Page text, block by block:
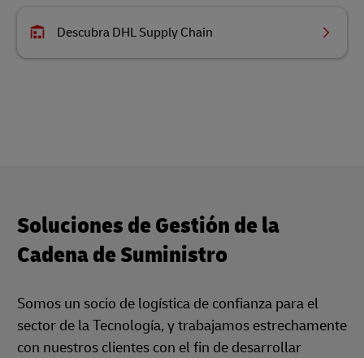
Descubra DHL Supply Chain
Soluciones de Gestión de la
Cadena de Suministro
Somos un socio de logística de confianza para el
sector de la Tecnología, y trabajamos estrechamente
con nuestros clientes con el fin de desarrollar